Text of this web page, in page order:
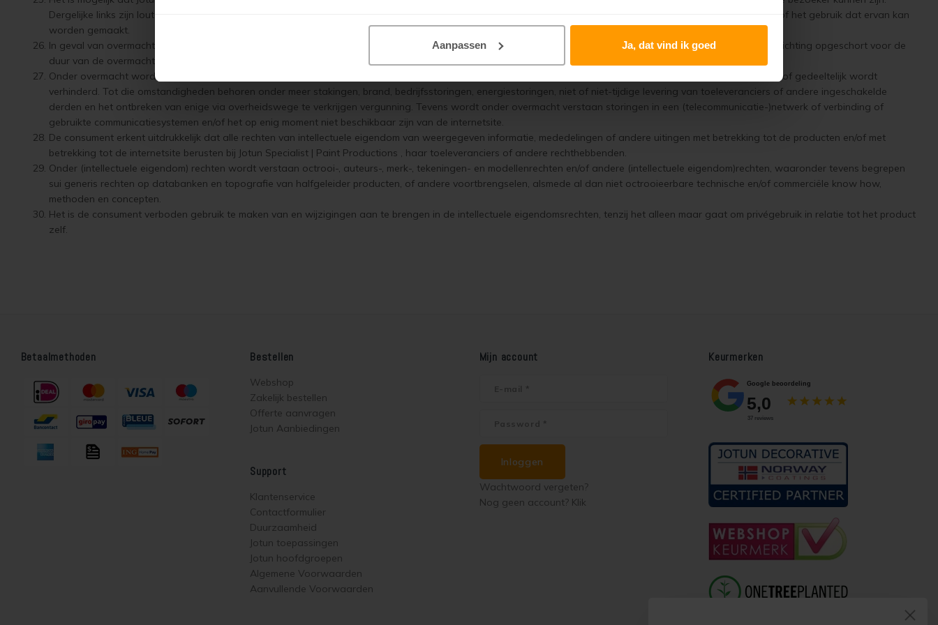
Aanpassen Ja, dat vind ik goed
Dergelijke links zijn louter informatief. Jotun Specialist | Paint Productions is niet verantwoordelijk voor de inhoud van de internetsite waarnaar wordt verwezen of het gebruik dat ervan kan
worden gemaakt.
In geval van overmacht is Jotun Specialist | Paint Productions niet gehouden haar verplichtingen jegens de consument na te komen, respectievelijk wordt de verplichting opgeschort voor de
duur van de overmacht.
Onder overmacht wordt verstaan elke van haar wil onafhankelijke omstandigheid, waardoor de nakoming van haar verplichtingen jegens de consument geheel of gedeeltelijk wordt
verhinderd. Tot die omstandigheden behoren onder meer stakingen, brand, bedrijfsstoringen, energiestoringen, niet of niet-tijdige levering van toeleveranciers of andere ingeschakelde
derden en het ontbreken van enige via overheidswege te verkrijgen vergunning. Tevens wordt onder overmacht verstaan storingen in een (telecommunicatie-)netwerk of verbinding of
gebruikte communicatiesystemen en/of het op enig moment niet beschikbaar zijn van de internetsite.
De consument erkent uitdrukkelijk dat alle rechten van intellectuele eigendom van weergegeven informatie, mededelingen of andere uitingen met betrekking tot de producten en/of met
betrekking tot de internetsite berusten bij Jotun Specialist | Paint Productions , haar toeleveranciers of andere rechthebbenden.
Onder (intellectuele eigendom) rechten wordt verstaan octrooi-, auteurs-, merk-, tekeningen- en modellenrechten en/of andere (intellectuele eigendom)rechten, waaronder tevens begrepen
sui generis rechten op databanken en topografie van halfgeleider producten, of andere voortbrengselen, alsmede al dan niet octrooieerbare technische en/of commerciële know how,
methoden en concepten.
Het is de consument verboden gebruik te maken van en wijzigingen aan te brengen in de intellectuele eigendomsrechten, tenzij het alleen maar gaat om privégebruik in relatie tot het product
zelf.
Betaalmethoden Bestellen
Webshop
Zakelijk bestellen
Offerte aanvragen
Jotun Aanbiedingen
Support
Klantenservice
Contactformulier
Duurzaamheid
Jotun toepassingen
Jotun hoofdgroepen
Algemene Voorwaarden
Aanvullende Voorwaarden
Mijn account
Inloggen
Wachtwoord vergeten?
Nog geen account? Klik
Keurmerken